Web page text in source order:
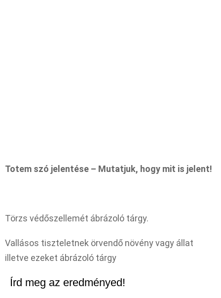
Totem szó jelentése – Mutatjuk, hogy mit is jelent!
Törzs védőszellemét ábrázoló tárgy.
Vallásos tiszteletnek örvendő növény vagy állat
illetve ezeket ábrázoló tárgy
Írd meg az eredményed!